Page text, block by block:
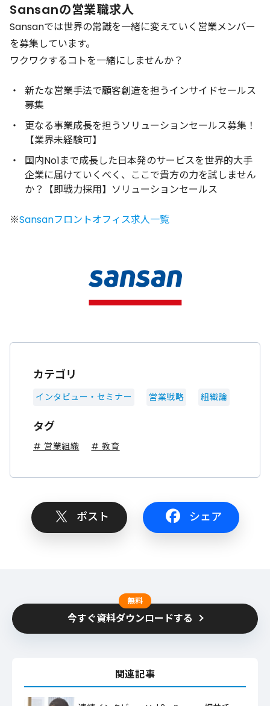
Sansanの営業職求人
Sansanでは世界の常識を一緒に変えていく営業メンバー
を募集しています。
ワクワクするコトを一緒にしませんか？
新たな営業手法で顧客創造を担うインサイドセールス
募集
更なる事業成長を担うソリューションセールス募集！
【業界未経験可】
国内No1まで成長した日本発のサービスを世界的大手
企業に届けていくべく、ここで貴方の力を試しません
か？【即戦力採用】ソリューションセールス
※Sansanフロントオフィス求人一覧
カテゴリ
インタビュー・セミナー 営業戦略 組織論
タグ
# 営業組織 # 教育
ポスト シェア
無料
今すぐ資料ダウンロードする
関連記事